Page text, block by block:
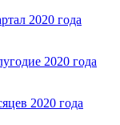
2020 года
2020 года
2020 года